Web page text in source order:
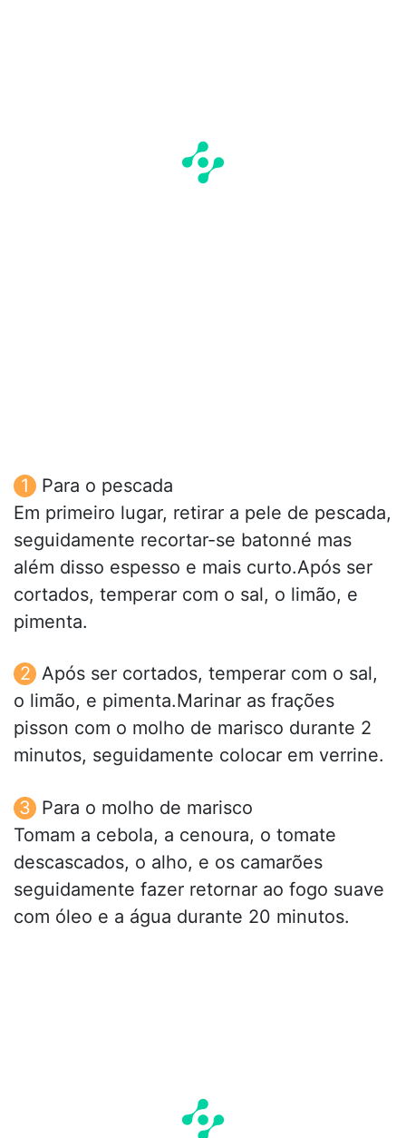
Para o pescada
Em primeiro lugar, retirar a pele de pescada,
seguidamente recortar-se batonné mas
além disso espesso e mais curto.Após ser
cortados, temperar com o sal, o limão, e
pimenta.
Após ser cortados, temperar com o sal,
o limão, e pimenta.Marinar as frações
pisson com o molho de marisco durante 2
minutos, seguidamente colocar em verrine.
Para o molho de marisco
Tomam a cebola, a cenoura, o tomate
descascados, o alho, e os camarões
seguidamente fazer retornar ao fogo suave
com óleo e a água durante 20 minutos.